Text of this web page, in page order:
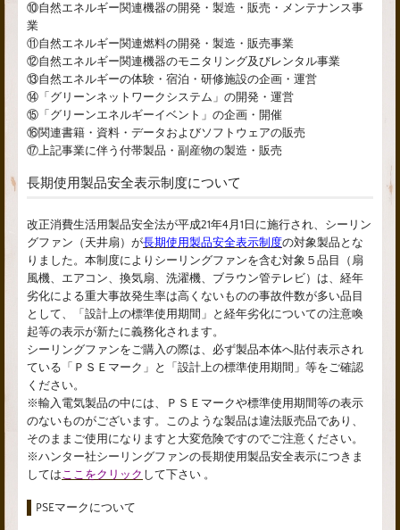
⑩自然エネルギー関連機器の開発・製造・販売・メンテナンス事
業
⑪自然エネルギー関連燃料の開発・製造・販売事業
⑫自然エネルギー関連機器のモニタリング及びレンタル事業
⑬自然エネルギーの体験・宿泊・研修施設の企画・運営
⑭「グリーンネットワークシステム」の開発・運営
⑮「グリーンエネルギーイベント」の企画・開催
⑯関連書籍・資料・データおよびソフトウェアの販売
⑰上記事業に伴う付帯製品・副産物の製造・販売
長期使用製品安全表示制度について
改正消費生活用製品安全法が平成21年4月1日に施行され、シーリン
グファン（天井扇）が長期使用製品安全表示制度の対象製品とな
りました。本制度によりシーリングファンを含む対象５品目（扇
風機、エアコン、換気扇、洗濯機、ブラウン管テレビ）は、経年
劣化による重大事故発生率は高くないものの事故件数が多い品目
として、「設計上の標準使用期間」と経年劣化についての注意喚
起等の表示が新たに義務化されます。
シーリングファンをご購入の際は、必ず製品本体へ貼付表示され
ている「ＰＳＥマーク」と「設計上の標準使用期間」等をご確認
ください。
※輸入電気製品の中には、ＰＳＥマークや標準使用期間等の表示
のないものがございます。このような製品は違法販売品であり、
そのままご使用になりますと大変危険ですのでご注意ください。
※ハンター社シーリングファンの長期使用製品安全表示につきま
しては ここをクリック して下さい 。
PSEマークについて